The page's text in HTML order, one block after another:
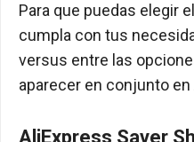
Para que puedas elegir
cumpla con tus
versus entre las
aparecer en conjunto en
AliExpress Saver